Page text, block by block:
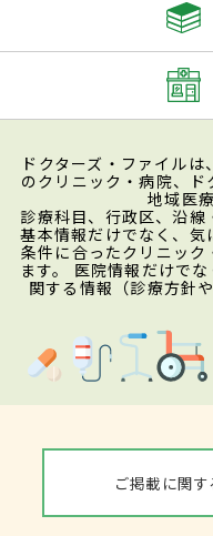
ドクターズ・ファイル
のクリニック・病院、
地域医
診療科目、行政区、沿
基本情報だけでなく、気
条件に合ったクリニッ
ます。 医院情報だけで
関する情報（診療方針
ご掲載に関